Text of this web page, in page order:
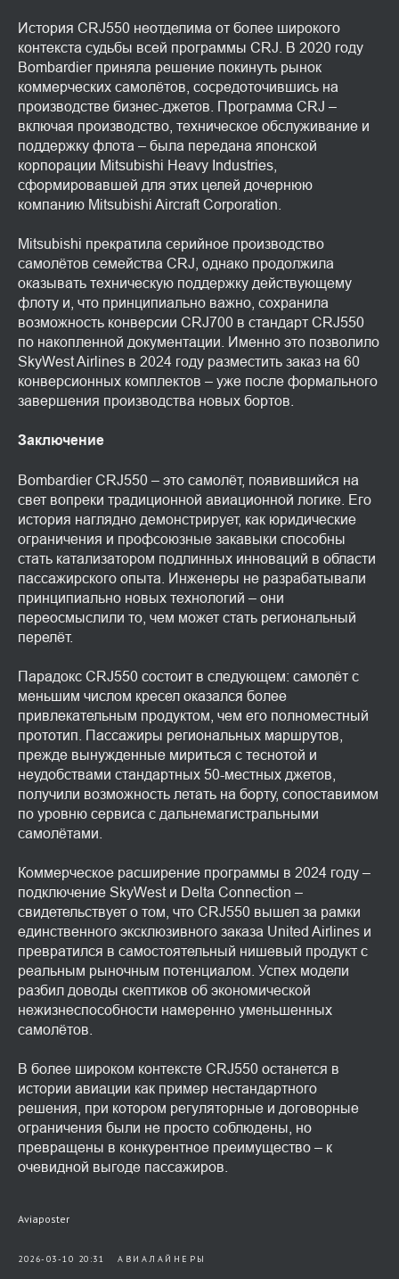
История CRJ550 неотделима от более широкого
контекста судьбы всей программы CRJ. В 2020 году
Bombardier приняла решение покинуть рынок
коммерческих самолётов, сосредоточившись на
производстве бизнес-джетов. Программа CRJ –
включая производство, техническое обслуживание и
поддержку флота – была передана японской
корпорации Mitsubishi Heavy Industries,
сформировавшей для этих целей дочернюю
компанию Mitsubishi Aircraft Corporation.
Mitsubishi прекратила серийное производство
самолётов семейства CRJ, однако продолжила
оказывать техническую поддержку действующему
флоту и, что принципиально важно, сохранила
возможность конверсии CRJ700 в стандарт CRJ550
по накопленной документации. Именно это позволило
SkyWest Airlines в 2024 году разместить заказ на 60
конверсионных комплектов – уже после формального
завершения производства новых бортов.
Заключение
Bombardier CRJ550 – это самолёт, появившийся на
свет вопреки традиционной авиационной логике. Его
история наглядно демонстрирует, как юридические
ограничения и профсоюзные закавыки способны
стать катализатором подлинных инноваций в области
пассажирского опыта. Инженеры не разрабатывали
принципиально новых технологий – они
переосмыслили то, чем может стать региональный
перелёт.
Парадокс CRJ550 состоит в следующем: самолёт с
меньшим числом кресел оказался более
привлекательным продуктом, чем его полноместный
прототип. Пассажиры региональных маршрутов,
прежде вынужденные мириться с теснотой и
неудобствами стандартных 50-местных джетов,
получили возможность летать на борту, сопоставимом
по уровню сервиса с дальнемагистральными
самолётами.
Коммерческое расширение программы в 2024 году –
подключение SkyWest и Delta Connection –
свидетельствует о том, что CRJ550 вышел за рамки
единственного эксклюзивного заказа United Airlines и
превратился в самостоятельный нишевый продукт с
реальным рыночным потенциалом. Успех модели
разбил доводы скептиков об экономической
нежизнеспособности намеренно уменьшенных
самолётов.
В более широком контексте CRJ550 останется в
истории авиации как пример нестандартного
решения, при котором регуляторные и договорные
ограничения были не просто соблюдены, но
превращены в конкурентное преимущество – к
очевидной выгоде пассажиров.
Aviaposter
2026-03-10 20:31 АВИАЛАЙНЕРЫ